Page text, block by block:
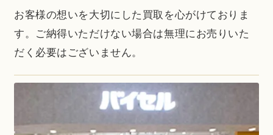
お客様の想いを大切にした買取を心がけておりま
す。ご納得いただけない場合は無理にお売りいた
だく必要はございません。